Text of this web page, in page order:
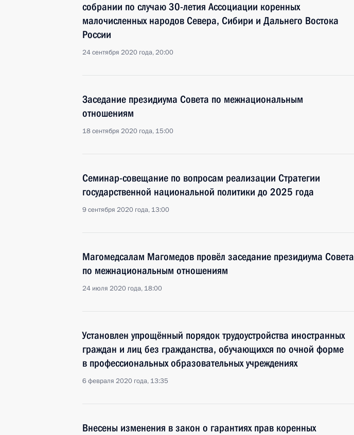
собрании по случаю 30-летия Ассоциации коренных
малочисленных народов Севера, Сибири и Дальнего Востока
России
24 сентября 2020 года, 20:00
Заседание президиума Совета по межнациональным
отношениям
18 сентября 2020 года, 15:00
Семинар-совещание по вопросам реализации Стратегии
государственной национальной политики до 2025 года
9 сентября 2020 года, 13:00
Магомедсалам Магомедов провёл заседание президиума Совета
по межнациональным отношениям
24 июля 2020 года, 18:00
Установлен упрощённый порядок трудоустройства иностранных
граждан и лиц без гражданства, обучающихся по очной форме
в профессиональных образовательных учреждениях
6 февраля 2020 года, 13:35
Внесены изменения в закон о гарантиях прав коренных